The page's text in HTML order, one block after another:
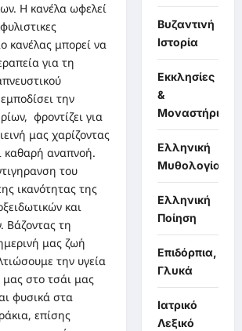
Η κανέλα ωφελεί
κανέλας μπορεί να
για τη
την
φροντίζει για
μας χαρίζοντας
καθαρή αναπνοή.
του
ικανότητας της
και
Βάζοντας τη
μας ζωή
την υγεία
στο τσάι μας
φυσικά στα
επίσης
Βυζαντινή
Ιστορία
Εκκλησίες
&
Μοναστήρια
Ελληνική
Μυθολογία
Ελληνική
Ποίηση
Επιδόρπια,
Γλυκά
Ιατρικό
Λεξικό